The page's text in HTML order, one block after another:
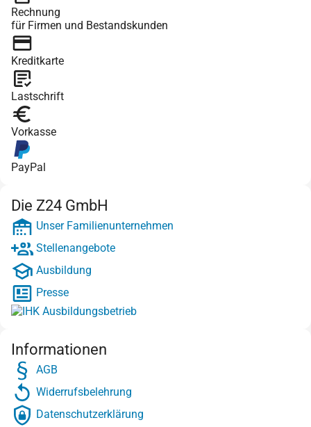
Rechnung
für Firmen und Bestandskunden
Kreditkarte
Lastschrift
Vorkasse
PayPal
Die Z24 GmbH
Unser Familienunternehmen
Stellenangebote
Ausbildung
Presse
Informationen
AGB
Widerrufsbelehrung
Datenschutzerklärung